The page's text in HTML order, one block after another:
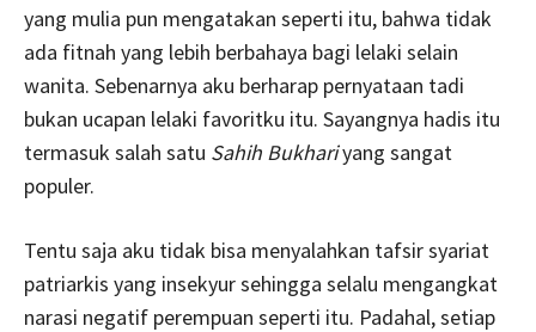
yang mulia pun mengatakan seperti itu, bahwa tidak
ada fitnah yang lebih berbahaya bagi lelaki selain
wanita. Sebenarnya aku berharap pernyataan tadi
bukan ucapan lelaki favoritku itu. Sayangnya hadis itu
termasuk salah satu Sahih Bukhariyang sangat
populer.
Tentu saja aku tidak bisa menyalahkan tafsir syariat
patriarkis yang insekyur sehingga selalu mengangkat
narasi negatif perempuan seperti itu. Padahal, setiap